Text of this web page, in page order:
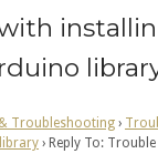
with
Troubleshooting ›
› Reply To: